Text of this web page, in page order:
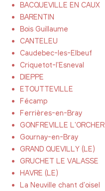
BACQUEVILLE EN CAUX
BARENTIN
Bois Guillaume
CANTELEU
Caudebec-les-Elbeuf
Criquetot-l'Esneval
DIEPPE
ETOUTTEVILLE
Fécamp
Ferrières-en-Bray
GONFREVILLE L'ORCHER
Gournay-en-Bray
GRAND QUEVILLY (LE)
GRUCHET LE VALASSE
HAVRE (LE)
La Neuville chant d'oisel